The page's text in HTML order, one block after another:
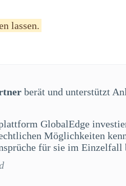
lassen.
berät und unterstützt
GlobalEdge
Möglichkeiten
für sie im Einzelfall